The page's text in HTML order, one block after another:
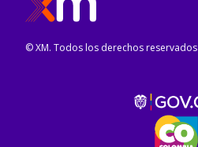
© XM. Todos los derechos reservados